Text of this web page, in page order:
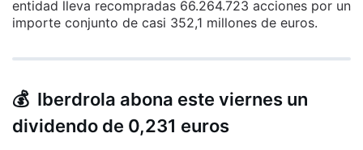
entidad lleva recompradas 66.264.723 acciones por un
importe conjunto de casi 352,1 millones de euros.
💰 Iberdrola abona este viernes un
dividendo de 0,231 euros